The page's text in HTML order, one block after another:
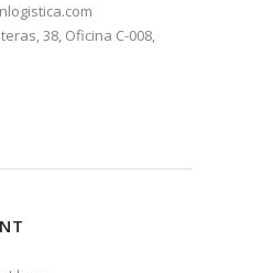
38, Oficina C-008,